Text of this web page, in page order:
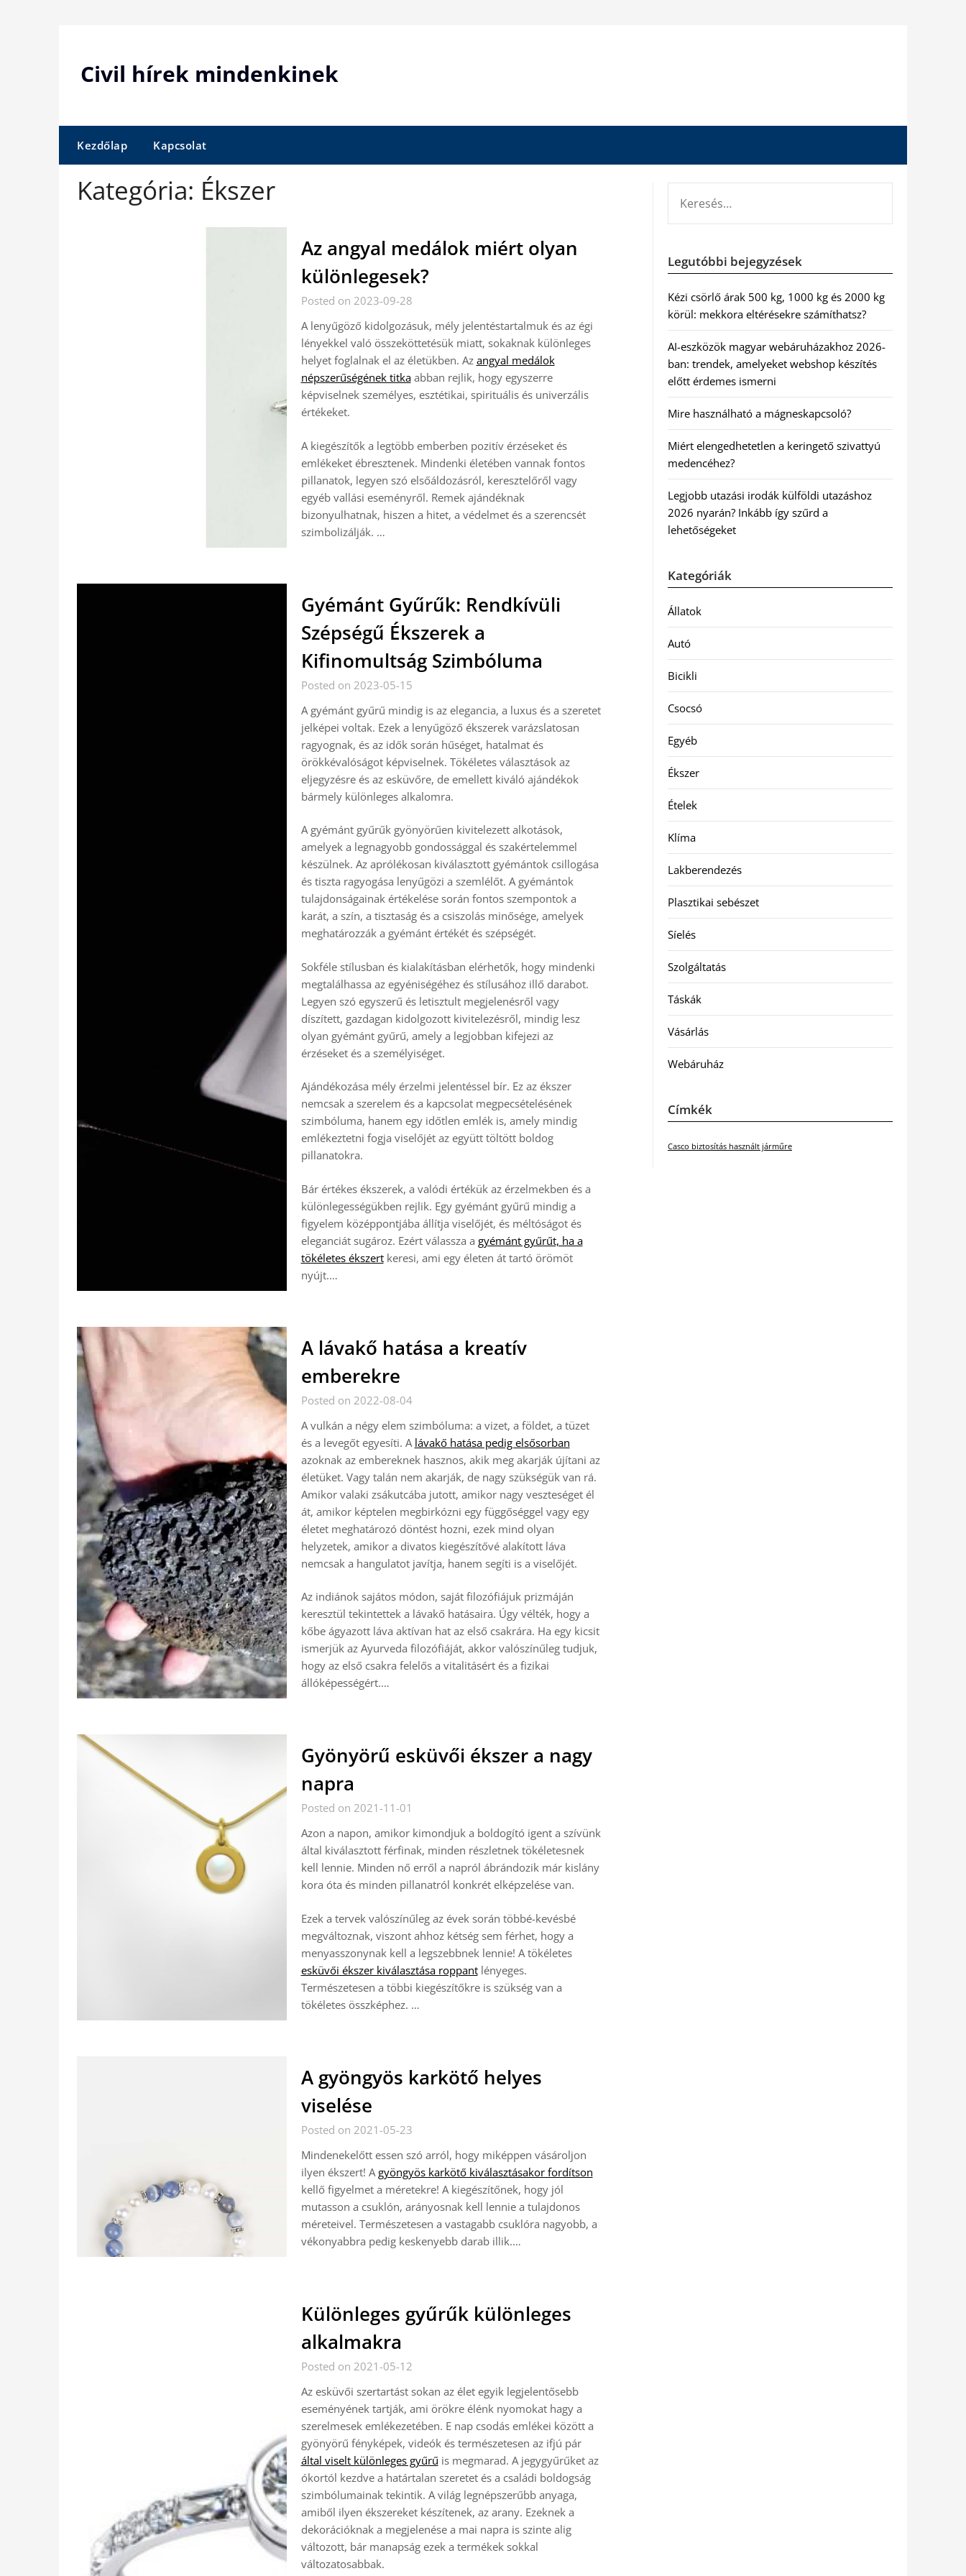
Civil hírek mindenkinek
Kezdőlap Kapcsolat
Kategória: Ékszer
Az angyal medálok miért olyan
különlegesek?
Posted on 2023-09-28
A lenyűgöző kidolgozásuk, mély jelentéstartalmuk és az égi
lényekkel való összeköttetésük miatt, sokaknak különleges
helyet foglalnak el az életükben. Az angyal medálok
népszerűségének titkaabban rejlik, hogy egyszerre
képviselnek személyes, esztétikai, spirituális és univerzális
értékeket.
A kiegészítők a legtöbb emberben pozitív érzéseket és
emlékeket ébresztenek. Mindenki életében vannak fontos
pillanatok, legyen szó elsőáldozásról, keresztelőről vagy
egyéb vallási eseményről. Remek ajándéknak
bizonyulhatnak, hiszen a hitet, a védelmet és a szerencsét
szimbolizálják. …
Gyémánt Gyűrűk: Rendkívüli
Szépségű Ékszerek a
Kifinomultság Szimbóluma
Posted on 2023-05-15
A gyémánt gyűrű mindig is az elegancia, a luxus és a szeretet
jelképei voltak. Ezek a lenyűgöző ékszerek varázslatosan
ragyognak, és az idők során hűséget, hatalmat és
örökkévalóságot képviselnek. Tökéletes választások az
eljegyzésre és az esküvőre, de emellett kiváló ajándékok
bármely különleges alkalomra.
A gyémánt gyűrűk gyönyörűen kivitelezett alkotások,
amelyek a legnagyobb gondossággal és szakértelemmel
készülnek. Az aprólékosan kiválasztott gyémántok csillogása
és tiszta ragyogása lenyűgözi a szemlélőt. A gyémántok
tulajdonságainak értékelése során fontos szempontok a
karát, a szín, a tisztaság és a csiszolás minősége, amelyek
meghatározzák a gyémánt értékét és szépségét.
Sokféle stílusban és kialakításban elérhetők, hogy mindenki
megtalálhassa az egyéniségéhez és stílusához illő darabot.
Legyen szó egyszerű és letisztult megjelenésről vagy
díszített, gazdagan kidolgozott kivitelezésről, mindig lesz
olyan gyémánt gyűrű, amely a legjobban kifejezi az
érzéseket és a személyiséget.
Ajándékozása mély érzelmi jelentéssel bír. Ez az ékszer
nemcsak a szerelem és a kapcsolat megpecsételésének
szimbóluma, hanem egy időtlen emlék is, amely mindig
emlékeztetni fogja viselőjét az együtt töltött boldog
pillanatokra.
Bár értékes ékszerek, a valódi értékük az érzelmekben és a
különlegességükben rejlik. Egy gyémánt gyűrű mindig a
figyelem középpontjába állítja viselőjét, és méltóságot és
eleganciát sugároz. Ezért válassza a gyémánt gyűrűt, ha a
tökéletes ékszertkeresi, ami egy életen át tartó örömöt
nyújt.…
A lávakő hatása a kreatív
emberekre
Posted on 2022-08-04
A vulkán a négy elem szimbóluma: a vizet, a földet, a tüzet
és a levegőt egyesíti. A lávakő hatása pedig elsősorban
azoknak az embereknek hasznos, akik meg akarják újítani az
életüket. Vagy talán nem akarják, de nagy szükségük van rá.
Amikor valaki zsákutcába jutott, amikor nagy veszteséget él
át, amikor képtelen megbirkózni egy függőséggel vagy egy
életet meghatározó döntést hozni, ezek mind olyan
helyzetek, amikor a divatos kiegészítővé alakított láva
nemcsak a hangulatot javítja, hanem segíti is a viselőjét.
Az indiánok sajátos módon, saját filozófiájuk prizmáján
keresztül tekintettek a lávakő hatásaira. Úgy vélték, hogy a
kőbe ágyazott láva aktívan hat az első csakrára. Ha egy kicsit
ismerjük az Ayurveda filozófiáját, akkor valószínűleg tudjuk,
hogy az első csakra felelős a vitalitásért és a fizikai
állóképességért.…
Gyönyörű esküvői ékszer a nagy
napra
Posted on 2021-11-01
Azon a napon, amikor kimondjuk a boldogító igent a szívünk
által kiválasztott férfinak, minden részletnek tökéletesnek
kell lennie. Minden nő erről a napról ábrándozik már kislány
kora óta és minden pillanatról konkrét elképzelése van.
Ezek a tervek valószínűleg az évek során többé-kevésbé
megváltoznak, viszont ahhoz kétség sem férhet, hogy a
menyasszonynak kell a legszebbnek lennie! A tökéletes
esküvői ékszer kiválasztása roppantlényeges.
Természetesen a többi kiegészítőkre is szükség van a
tökéletes összképhez. …
A gyöngyös karkötő helyes
viselése
Posted on 2021-05-23
Mindenekelőtt essen szó arról, hogy miképpen vásároljon
ilyen ékszert! A gyöngyös karkötő kiválasztásakor fordítson
kellő figyelmet a méretekre! A kiegészítőnek, hogy jól
mutasson a csuklón, arányosnak kell lennie a tulajdonos
méreteivel. Természetesen a vastagabb csuklóra nagyobb, a
vékonyabbra pedig keskenyebb darab illik.…
Különleges gyűrűk különleges
alkalmakra
Posted on 2021-05-12
Az esküvői szertartást sokan az élet egyik legjelentősebb
eseményének tartják, ami örökre élénk nyomokat hagy a
szerelmesek emlékezetében. E nap csodás emlékei között a
gyönyörű fényképek, videók és természetesen az ifjú pár
által viselt különleges gyűrű is megmarad. A jegygyűrűket az
ókortól kezdve a határtalan szeretet és a családi boldogság
szimbólumainak tekintik. A világ legnépszerűbb anyaga,
amiből ilyen ékszereket készítenek, az arany. Ezeknek a
dekorációknak a megjelenése a mai napra is szinte alig
változott, bár manapság ezek a termékek sokkal
változatosabbak.
Legutóbbi bejegyzések
Kézi csörlő árak 500 kg, 1000 kg és 2000 kg
körül: mekkora eltérésekre számíthatsz?
AI-eszközök magyar webáruházakhoz 2026-
ban: trendek, amelyeket webshop készítés
előtt érdemes ismerni
Mire használható a mágneskapcsoló?
Miért elengedhetetlen a keringető szivattyú
medencéhez?
Legjobb utazási irodák külföldi utazáshoz
2026 nyarán? Inkább így szűrd a
lehetőségeket
Kategóriák
Állatok
Autó
Bicikli
Csocsó
Egyéb
Ékszer
Ételek
Klíma
Lakberendezés
Plasztikai sebészet
Síelés
Szolgáltatás
Táskák
Vásárlás
Webáruház
Címkék
Casco biztosítás használt járműre